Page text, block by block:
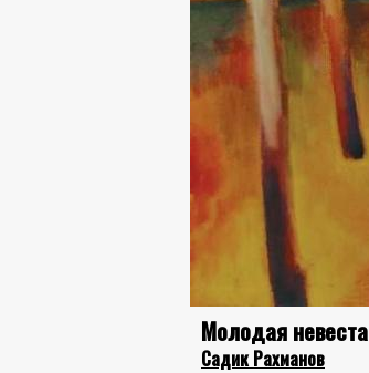
Молодая невеста
Садик Рахманов